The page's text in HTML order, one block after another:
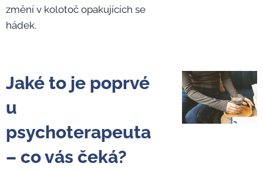
změní v kolotoč opakujících se
hádek.
Jaké to je poprvé
u
psychoterapeuta
– co vás čeká?